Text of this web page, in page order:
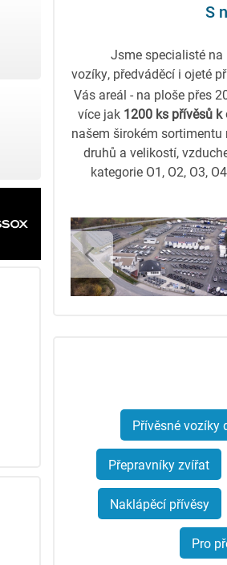
S
Jsme specialisté na
vozíky, předváděcí i ojeté
Vás areál - na ploše přes
více jak 1200 ks přívěsů
našem širokém sortimentu
druhů a velikostí,
kategorie O1, O2, O3,
Přívěsné vozíky
Přepravníky zvířat
Naklápěcí přívěsy
Pro